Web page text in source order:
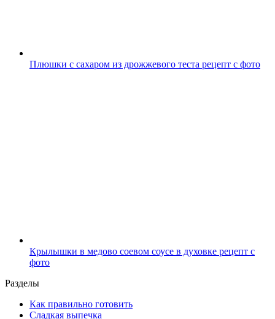
Плюшки с сахаром из дрожжевого теста рецепт с фото
Крылышки в медово соевом соусе в духовке рецепт с
фото
Разделы
Как правильно готовить
Сладкая выпечка